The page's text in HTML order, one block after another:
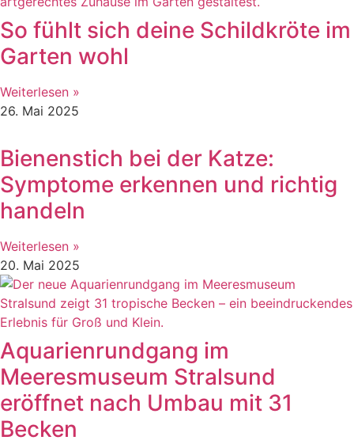
So fühlt sich deine Schildkröte im
Garten wohl
Weiterlesen »
26. Mai 2025
Bienenstich bei der Katze:
Symptome erkennen und richtig
handeln
Weiterlesen »
20. Mai 2025
Aquarienrundgang im
Meeresmuseum Stralsund
eröffnet nach Umbau mit 31
Becken